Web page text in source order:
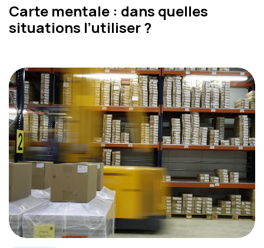
Carte mentale : dans quelles
situations l’utiliser ?